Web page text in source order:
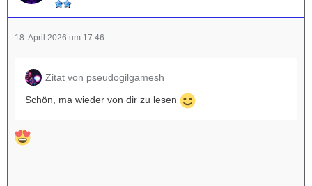
18. April 2026 um 17:46
Zitat von pseudogilgamesh
Schön, ma wieder von dir zu lesen